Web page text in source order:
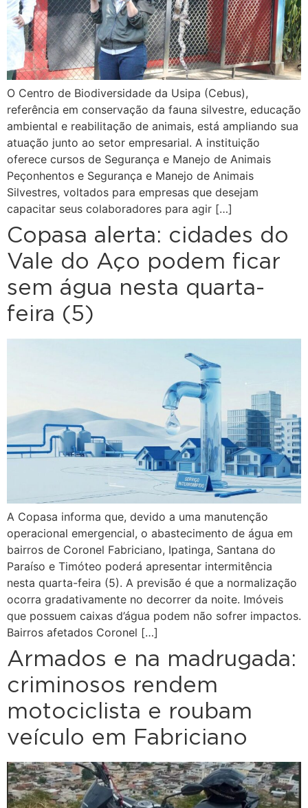
O Centro de Biodiversidade da Usipa (Cebus),
referência em conservação da fauna silvestre, educação
ambiental e reabilitação de animais, está ampliando sua
atuação junto ao setor empresarial. A instituição
oferece cursos de Segurança e Manejo de Animais
Peçonhentos e Segurança e Manejo de Animais
Silvestres, voltados para empresas que desejam
capacitar seus colaboradores para agir […]
Copasa alerta: cidades do
Vale do Aço podem ficar
sem água nesta quarta-
feira (5)
A Copasa informa que, devido a uma manutenção
operacional emergencial, o abastecimento de água em
bairros de Coronel Fabriciano, Ipatinga, Santana do
Paraíso e Timóteo poderá apresentar intermitência
nesta quarta-feira (5). A previsão é que a normalização
ocorra gradativamente no decorrer da noite. Imóveis
que possuem caixas d’água podem não sofrer impactos.
Bairros afetados Coronel […]
Armados e na madrugada:
criminosos rendem
motociclista e roubam
veículo em Fabriciano